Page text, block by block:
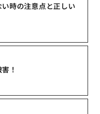
時の注意点と正しい
！